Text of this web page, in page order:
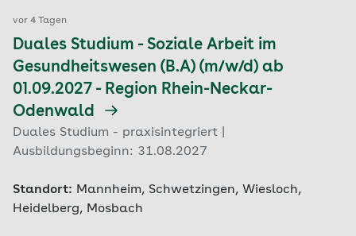
vor 4 Tagen
Duales Studium - Soziale Arbeit im
Gesundheitswesen (B.A) (m/w/d) ab
01.09.2027 - Region Rhein-Neckar-
Odenwald
Duales Studium - praxisintegriert |
Ausbildungsbeginn: 31.08.2027
Standort: Mannheim, Schwetzingen, Wiesloch,
Heidelberg, Mosbach